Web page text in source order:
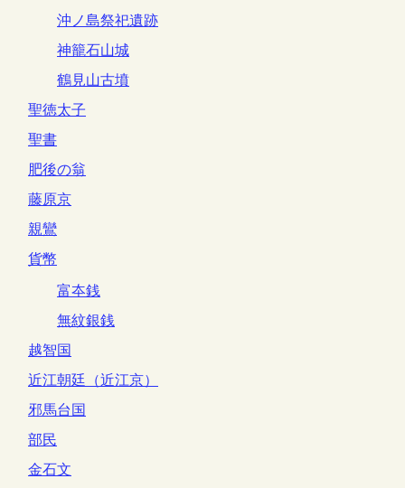
沖ノ島祭祀遺跡
神籠石山城
鶴見山古墳
聖徳太子
聖書
肥後の翁
藤原京
親鸞
貨幣
富夲銭
無紋銀銭
越智国
近江朝廷（近江京）
邪馬台国
部民
金石文